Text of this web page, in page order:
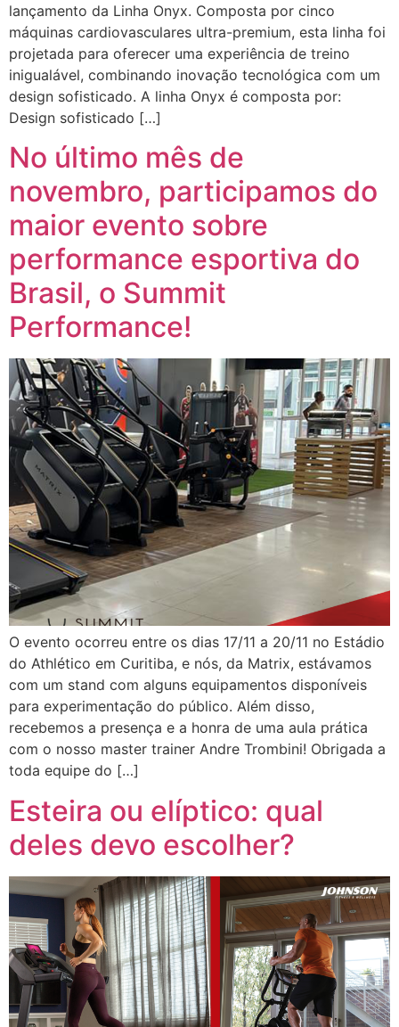
lançamento da Linha Onyx. Composta por cinco
máquinas cardiovasculares ultra-premium, esta linha foi
projetada para oferecer uma experiência de treino
inigualável, combinando inovação tecnológica com um
design sofisticado. A linha Onyx é composta por:
Design sofisticado […]
No último mês de
novembro, participamos do
maior evento sobre
performance esportiva do
Brasil, o Summit
Performance!
O evento ocorreu entre os dias 17/11 a 20/11 no Estádio
do Athlético em Curitiba, e nós, da Matrix, estávamos
com um stand com alguns equipamentos disponíveis
para experimentação do público. Além disso,
recebemos a presença e a honra de uma aula prática
com o nosso master trainer Andre Trombini! Obrigada a
toda equipe do […]
Esteira ou elíptico: qual
deles devo escolher?